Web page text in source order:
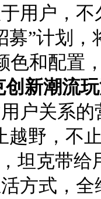
于用户， 不
募”计划，
色和配置
创新潮流
户关系的
越野 ， 不
坦克带给
方式， 全